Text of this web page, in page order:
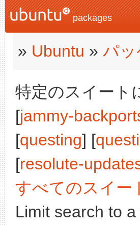
packages
» Ubuntu » パッ
特定のスイート
[jammy-
[questing] [
[resolute-
すべてのスイー
Limit search to